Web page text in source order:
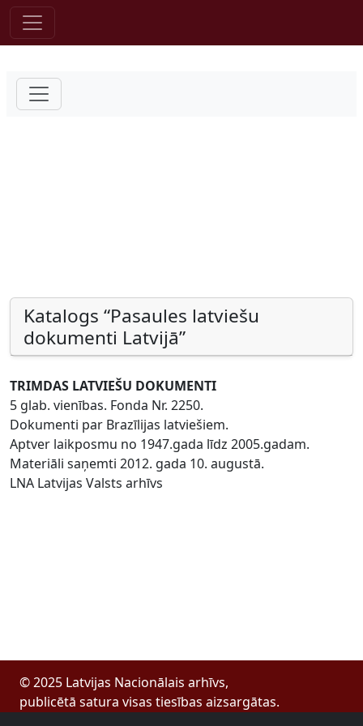
Pāriet uz saturu
Katalogs “Pasaules latviešu
dokumenti Latvijā”
TRIMDAS LATVIEŠU DOKUMENTI
5 glab. vienības. Fonda Nr. 2250.
Dokumenti par Brazīlijas latviešiem.
Aptver laikposmu no 1947.gada līdz 2005.gadam.
Materiāli saņemti 2012. gada 10. augustā.
LNA Latvijas Valsts arhīvs
© 2025 Latvijas Nacionālais arhīvs,
publicētā satura visas tiesības aizsargātas.